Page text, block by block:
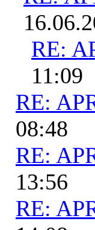
RE:
11:09
RE:
08:48
RE:
13:56
RE: